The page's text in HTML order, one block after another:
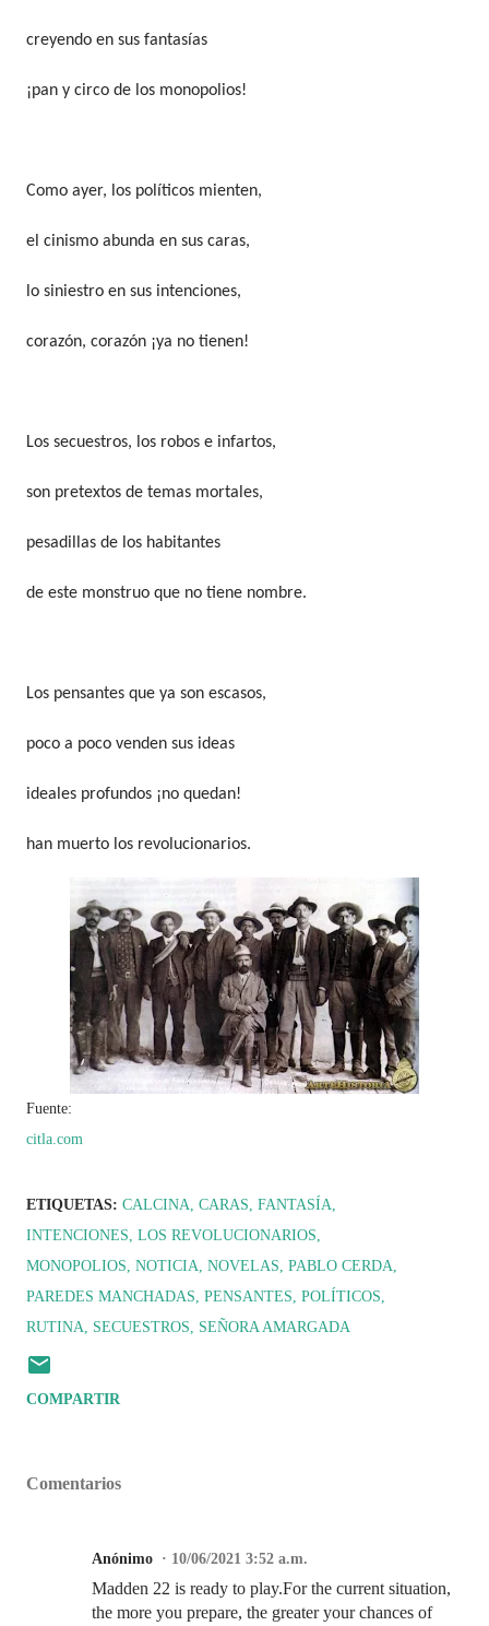
creyendo en sus fantasías
¡pan y circo de los monopolios!
Como ayer, los políticos mienten,
el cinismo abunda en sus caras,
lo siniestro en sus intenciones,
corazón, corazón ¡ya no tienen!
Los secuestros, los robos e infartos,
son pretextos de temas mortales,
pesadillas de los habitantes
de este monstruo que no tiene nombre.
Los pensantes que ya son escasos,
poco a poco venden sus ideas
ideales profundos ¡no quedan!
han muerto los revolucionarios.
Fuente:
citla.com
ETIQUETAS: CALCINA CARAS FANTASÍA
INTENCIONES LOS REVOLUCIONARIOS
MONOPOLIOS NOTICIA NOVELAS PABLO CERDA
PAREDES MANCHADAS PENSANTES POLÍTICOS
RUTINA SECUESTROS SEÑORA AMARGADA
COMPARTIR
Comentarios
Anónimo 10/06/2021 3:52 a.m.
Madden 22 is ready to play.For the current situation,
the more you prepare, the greater your chances of